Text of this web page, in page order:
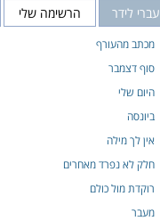
עברי לידר הרשימה שלי
מכתב מהעורף
סוף דצמבר
היום שלי
ביונסה
אין לך מילה
חלק לא נפרד מאחרים ‎
רוקדת מול כולם
מעבר